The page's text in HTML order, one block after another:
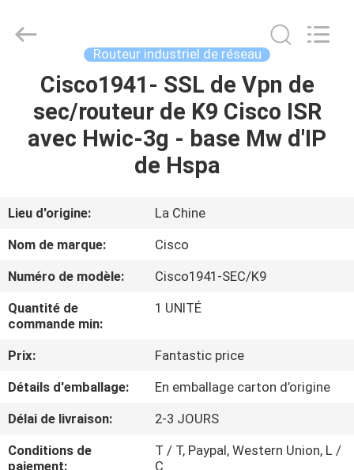
MAISON
VIDÉOS
À
PROPOS
DE
VISITE
DE
Equipment
Routeur industriel de réseau
Cisco1941- SSL de Vpn de
sec/routeur de K9 Cisco ISR
avec Hwic-3g - base Mw d'IP
de Hspa
Lieu d'origine:
La Chine
Nom de marque:
Cisco
Numéro de modèle:
Cisco1941-SEC/K9
Quantité de
commande min:
1 UNITÉ
Prix:
Fantastic price
Détails d'emballage:
En emballage carton d’origine
Délai de livraison:
2-3 JOURS
Conditions de
paiement:
T / T, Paypal, Western Union, L /
C